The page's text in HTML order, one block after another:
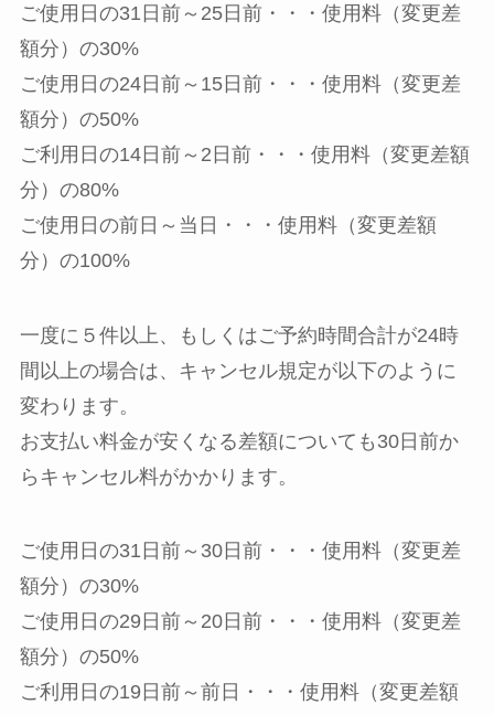
ご使用日の31日前～25日前・・・使用料（変更差
額分）の30%
ご使用日の24日前～15日前・・・使用料（変更差
額分）の50%
ご利用日の14日前～2日前・・・使用料（変更差額
分）の80%
ご使用日の前日～当日・・・使用料（変更差額
分）の100%
一度に５件以上、もしくはご予約時間合計が24時
間以上の場合は、キャンセル規定が以下のように
変わります。
お支払い料金が安くなる差額についても30日前か
らキャンセル料がかかります。
ご使用日の31日前～30日前・・・使用料（変更差
額分）の30%
ご使用日の29日前～20日前・・・使用料（変更差
額分）の50%
ご利用日の19日前～前日・・・使用料（変更差額